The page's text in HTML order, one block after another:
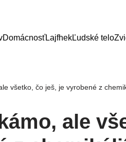
DomácnosťLajfhekĽudské telo
všetko, čo ješ, je vyrobené z
ale